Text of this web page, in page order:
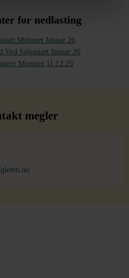
for nedlasting
Motunet Januar 26
Salgsstart Januar 26
Motunet 11.12.25
megler